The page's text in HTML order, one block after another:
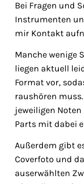
Bei Fragen und
Instrumenten
mir Kontakt
Manche wenige
liegen aktuell
Format vor,
raushören
jeweiligen Noten
Parts mit dabei
Außerdem gibt
Coverfoto und
auserwählten